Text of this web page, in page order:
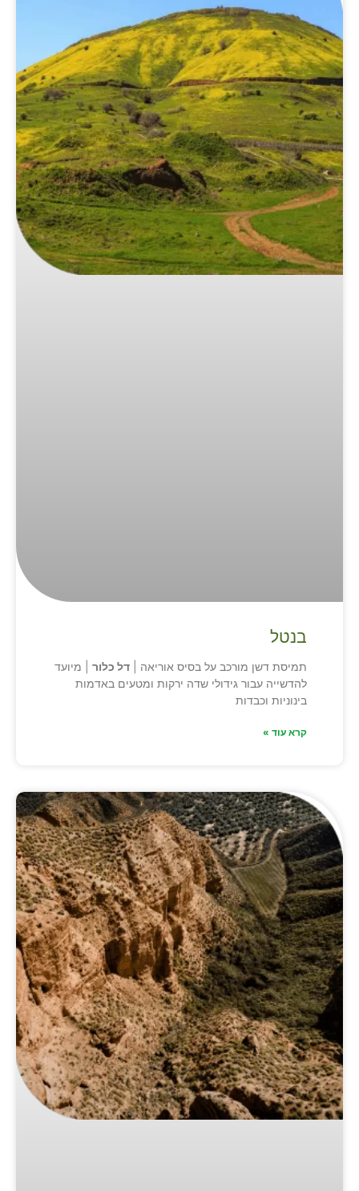
בנטל
תמיסת דשן מורכב על בסיס אוריאה | דל כלור | מיועד
להדשייה עבור גידולי שדה ירקות ומטעים באדמות
בינוניות וכבדות
קרא עוד »